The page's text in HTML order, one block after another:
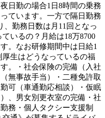
日勤の場合1日8時間の乗務
ています。一方で隔日勤務
、勤務日数は月11回となっ
いるの？月給は18万8700
。なお研修期間中は日給1
生はどうなっているの福
。・社会保険の完備（入社
無事故手当）・二種免許取
可（車通勤応相談）・仮眠
、男女別更衣室の完備・社
務・個人タクシー支援制